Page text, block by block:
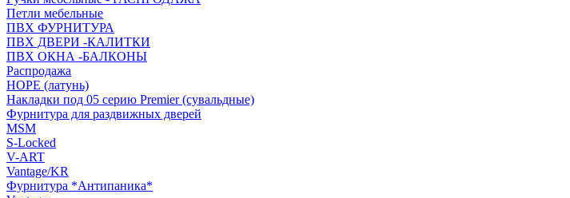
Петли мебельные
ПВХ ФУРНИТУРА
ПВХ ДВЕРИ -КАЛИТКИ
ПВХ ОКНА -БАЛКОНЫ
Распродажа
HOPE (латунь)
Накладки под 05 серию Premier (сувальдные)
Фурнитура для раздвижных дверей
MSM
S-Locked
V-ART
Vantage/KR
Фурнитура *Антипаника*